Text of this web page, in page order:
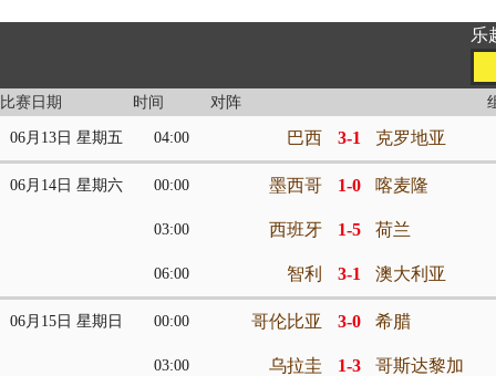
乐
比赛日期 时间 对阵
06月13日 星期五 04:00 巴西 3-1 克罗地亚
06月14日 星期六 00:00 墨西哥 1-0 喀麦隆
03:00 西班牙 1-5 荷兰
06:00 智利 3-1 澳大利亚
06月15日 星期日 00:00 哥伦比亚 3-0 希腊
03:00 乌拉圭 1-3 哥斯达黎加